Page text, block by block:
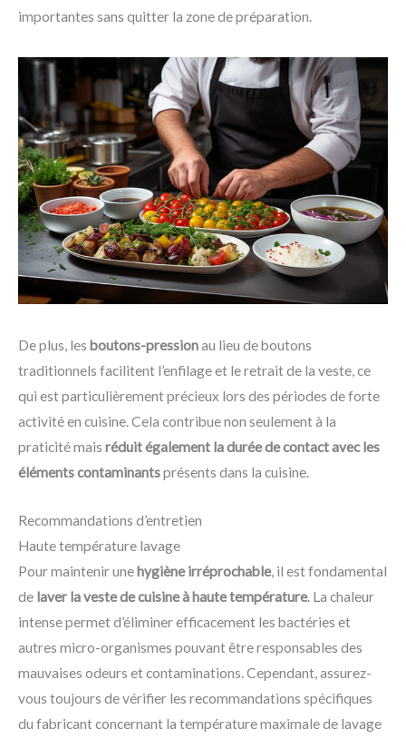
importantes sans quitter la zone de préparation.
De plus, les boutons-pressionau lieu de boutons
traditionnels facilitent l’enfilage et le retrait de la veste, ce
qui est particulièrement précieux lors des périodes de forte
activité en cuisine. Cela contribue non seulement à la
praticité mais réduit également la durée de contact avec les
éléments contaminantsprésents dans la cuisine.
Recommandations d’entretien
Haute température lavage
Pour maintenir unehygiène irréprochable, il est fondamental
de laver la veste de cuisine à haute température. La chaleur
intense permet d’éliminer efficacement les bactéries et
autres micro-organismes pouvant être responsables des
mauvaises odeurs et contaminations. Cependant, assurez-
vous toujours de vérifier les recommandations spécifiques
du fabricant concernant la température maximale de lavage